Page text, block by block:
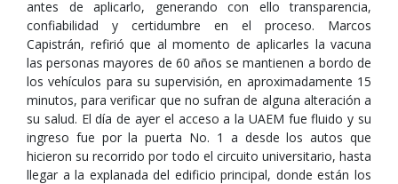
antes de aplicarlo, generando con ello transparencia,
confiabilidad y certidumbre en el proceso. Marcos
Capistrán, refirió que al momento de aplicarles la vacuna
las personas mayores de 60 años se mantienen a bordo de
los vehículos para su supervisión, en aproximadamente 15
minutos, para verificar que no sufran de alguna alteración a
su salud. El día de ayer el acceso a la UAEM fue fluido y su
ingreso fue por la puerta No. 1 a desde los autos que
hicieron su recorrido por todo el circuito universitario, hasta
llegar a la explanada del edificio principal, donde están los